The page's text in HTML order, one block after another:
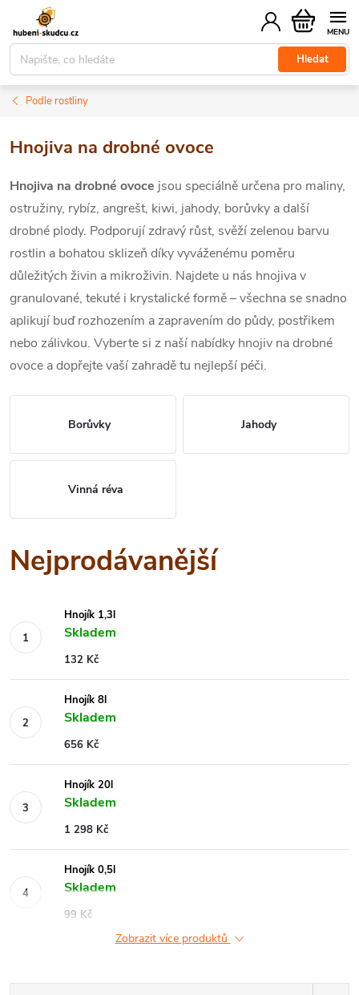
obsah
Hledat
Nákupní
košík
Podle rostliny
Hnojiva na drobné ovoce
Hnojiva na drobné ovoce jsou speciálně určena pro maliny,
ostružiny, rybíz, angrešt, kiwi, jahody, borůvky a další
drobné plody. Podporují zdravý růst, svěží zelenou barvu
rostlin a bohatou sklizeň díky vyváženému poměru
důležitých živin a mikroživin. Najdete u nás hnojiva v
granulované, tekuté i krystalické formě – všechna se snadno
aplikují buď rozhozením a zapravením do půdy, postřikem
nebo zálivkou. Vyberte si z naší nabídky hnojiv na drobné
ovoce a dopřejte vaší zahradě tu nejlepší péči.
Borůvky Jahody
Vinná réva
Nejprodávanější
Hnojík 1,3l
Skladem
132 Kč
Hnojík 8l
Skladem
656 Kč
Hnojík 20l
Skladem
1 298 Kč
Hnojík 0,5l
Skladem
99 Kč
Zobrazit více produktů